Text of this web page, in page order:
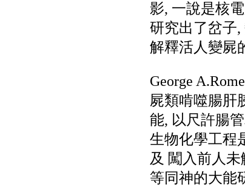
影, 一說是核
研究出了岔子
解釋活人變屍
George
屍類啃噬腸肝
能, 以尺許腸
生物化學工程
及 闖入前人
等同神的大能